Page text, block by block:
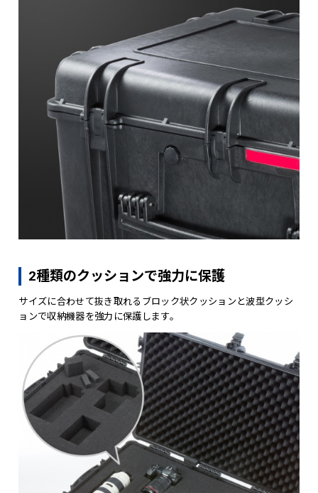
2種類のクッションで強力に保護
サイズに合わせて抜き取れるブロック状クッションと波型クッシ
ョンで収納機器を強力に保護します。